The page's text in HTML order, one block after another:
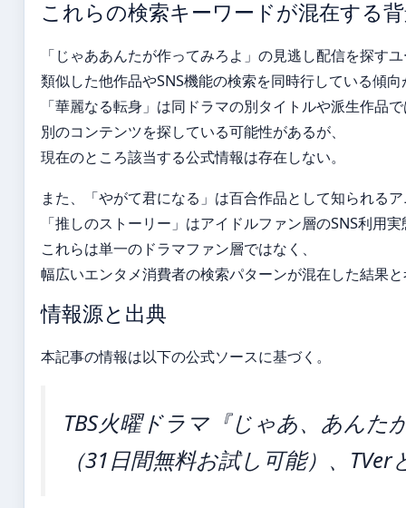
これらの検索キーワードが混在する
「じゃああんたが作ってみろよ」の見逃し配信を探す
類似した他作品やSNS機能の検索を同時行している傾
「華麗なる転身」は同ドラマの別タイトルや派生作品
別のコンテンツを探している可能性があるが、
現在のところ該当する公式情報は存在しない。
また、「やがて君になる」は百合作品として知られる
「推しのストーリー」はアイドルファン層のSNS利用
これらは単一のドラマファン層ではなく、
幅広いエンタメ消費者の検索パターンが混在した結果
情報源と出典
本記事の情報は以下の公式ソースに基づく。
TBS火曜ドラマ『じゃあ、あんた
（31日間無料お試し可能）、